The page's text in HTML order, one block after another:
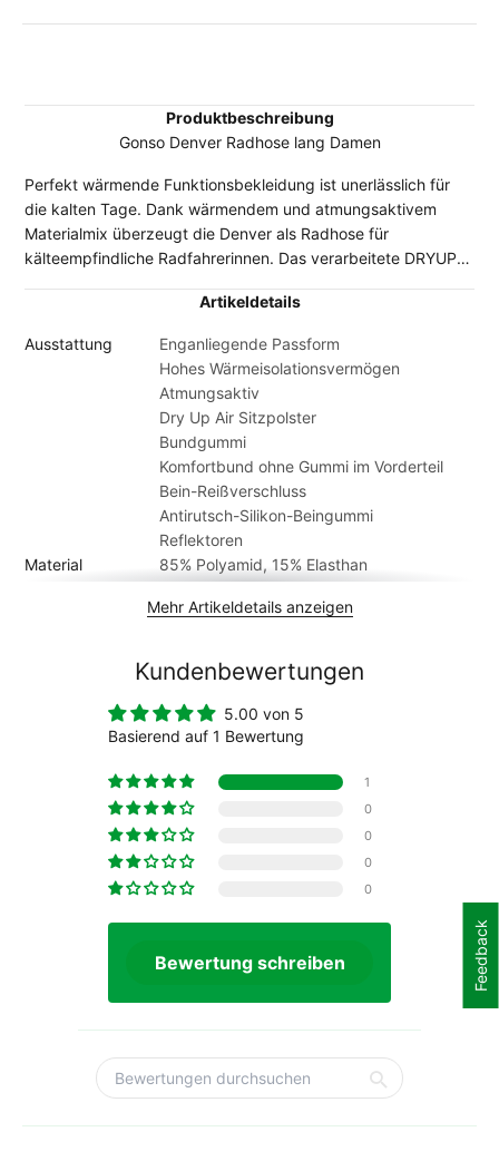
Produktbeschreibung
Gonso Denver Radhose lang Damen
Perfekt wärmende Funktionsbekleidung ist unerlässlich für
die kalten Tage. Dank wärmendem und atmungsaktivem
Materialmix überzeugt die Denver als Radhose für
kälteempfindliche Radfahrerinnen. Das verarbeitete DRYUP
Artikeldetails
Ausstattung
Enganliegende Passform
Hohes Wärmeisolationsvermögen
Atmungsaktiv
Dry Up Air Sitzpolster
Bundgummi
Komfortbund ohne Gummi im Vorderteil
Bein-Reißverschluss
Antirutsch-Silikon-Beingummi
Reflektoren
Material
85% Polyamid, 15% Elasthan
Gonso
ohne Träger
Ja
Mehr Artikeldetails anzeigen
Kundenbewertungen
5.00 von 5
Basierend auf 1 Bewertung
1
0
0
0
0
Bewertung schreiben Feedback